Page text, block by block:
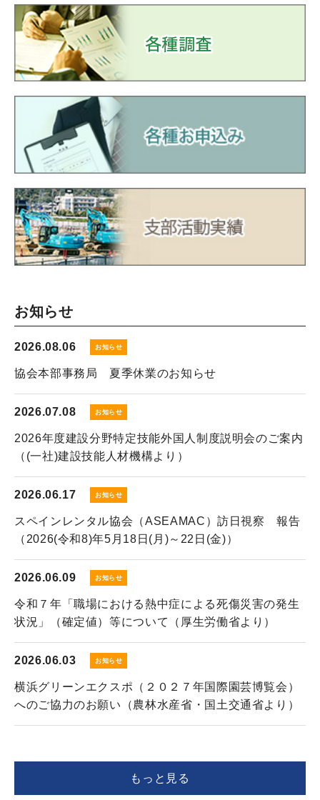
お知らせ
2026.08.06 お知らせ
協会本部事務局 夏季休業のお知らせ
2026.07.08 お知らせ
2026年度建設分野特定技能外国人制度説明会のご案内
（(一社)建設技能人材機構より）
2026.06.17 お知らせ
スペインレンタル協会（ASEAMAC）訪日視察 報告
（2026(令和8)年5月18日(月)～22日(金)）
2026.06.09 お知らせ
令和７年「職場における熱中症による死傷災害の発生
状況」（確定値）等について（厚生労働省より）
2026.06.03 お知らせ
横浜グリーンエクスポ（２０２７年国際園芸博覧会）
へのご協力のお願い（農林水産省・国土交通省より）
もっと見る